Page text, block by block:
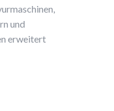
und
erweitert